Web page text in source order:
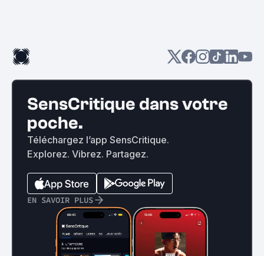
SensCritique dans votre
poche.
Téléchargez l’app SensCritique.
Explorez. Vibrez. Partagez.
EN SAVOIR PLUS